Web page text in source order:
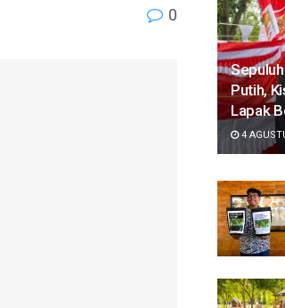
0
Putih,
Lapak
4